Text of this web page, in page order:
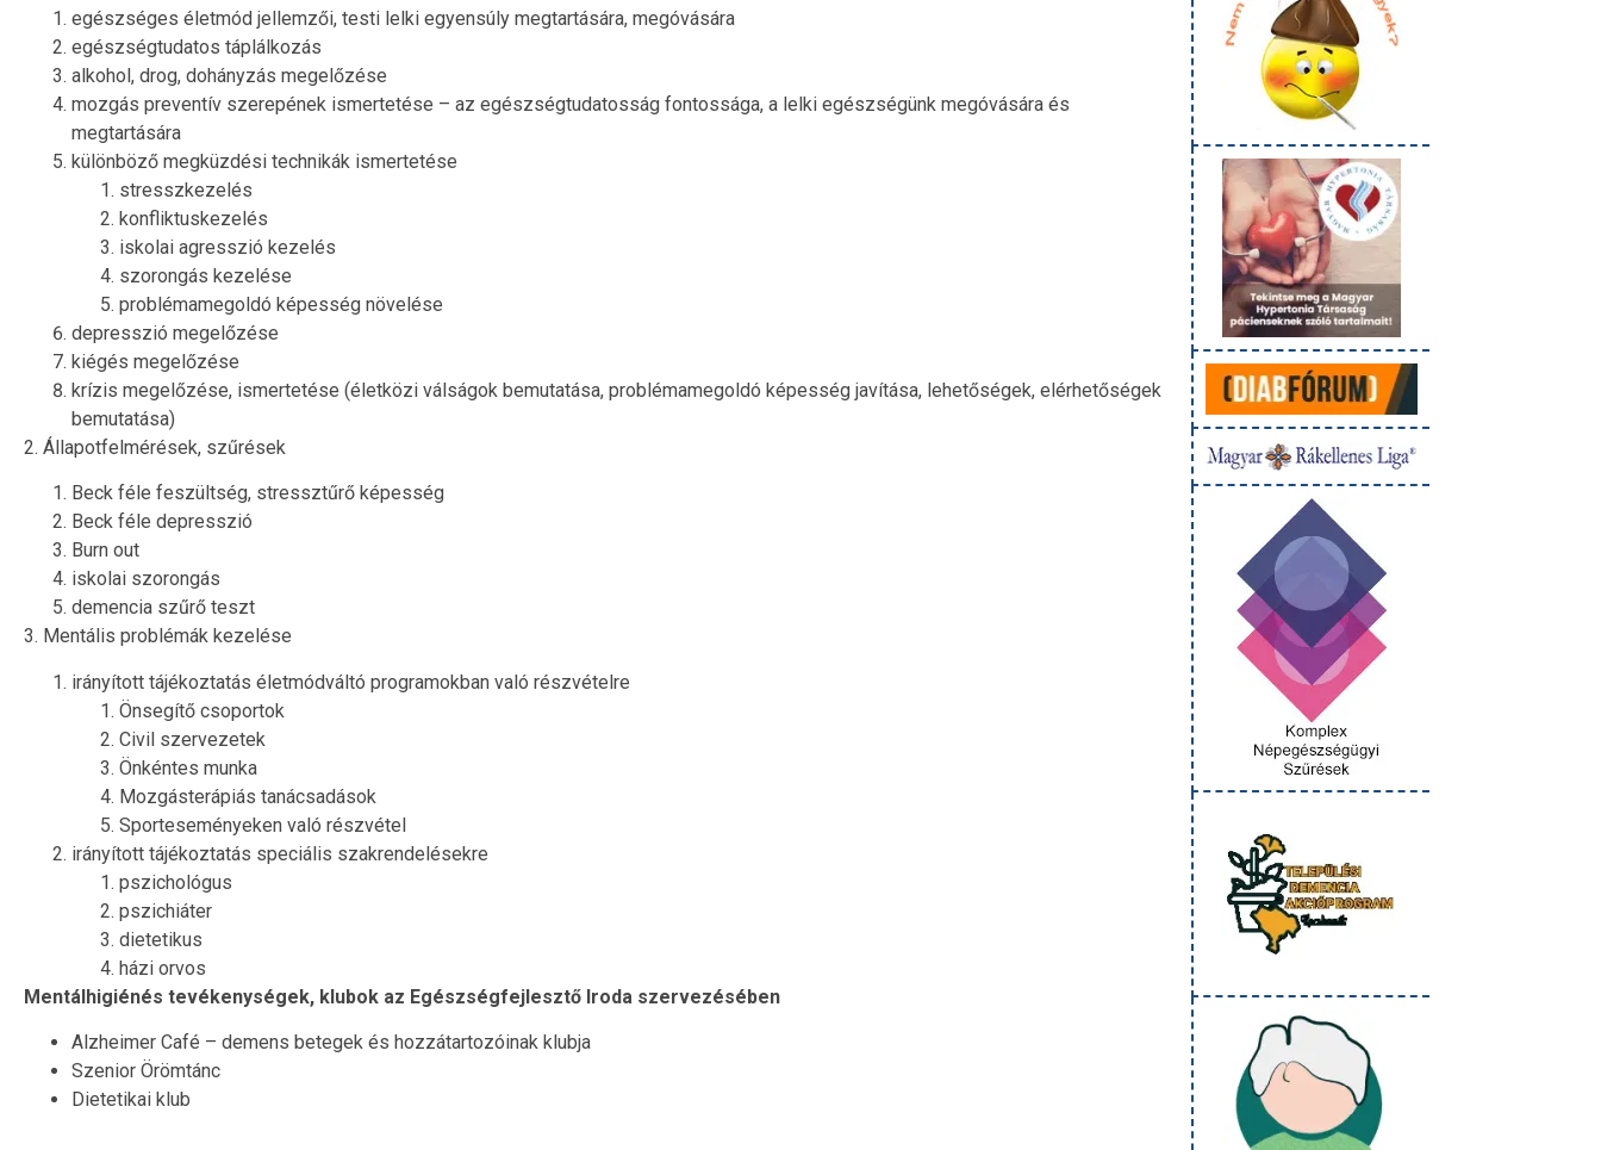
egészséges életmód jellemzői, testi lelki egyensúly megtartására, megóvására
egészségtudatos táplálkozás
alkohol, drog, dohányzás megelőzése
mozgás preventív szerepének ismertetése – az egészségtudatosság fontossága, a lelki egészségünk megóvására és
megtartására
különböző megküzdési technikák ismertetése
stresszkezelés
konfliktuskezelés
iskolai agresszió kezelés
szorongás kezelése
problémamegoldó képesség növelése
depresszió megelőzése
kiégés megelőzése
krízis megelőzése, ismertetése (életközi válságok bemutatása, problémamegoldó képesség javítása, lehetőségek, elérhetőségek
bemutatása)
2. Állapotfelmérések, szűrések
Beck féle feszültség, stressztűrő képesség
Beck féle depresszió
Burn out
iskolai szorongás
demencia szűrő teszt
3. Mentális problémák kezelése
irányított tájékoztatás életmódváltó programokban való részvételre
Önsegítő csoportok
Civil szervezetek
Önkéntes munka
Mozgásterápiás tanácsadások
Sporteseményeken való részvétel
irányított tájékoztatás speciális szakrendelésekre
pszichológus
pszichiáter
dietetikus
házi orvos
Mentálhigiénés tevékenységek, klubok az Egészségfejlesztő Iroda szervezésében
Alzheimer Café – demens betegek és hozzátartozóinak klubja
Szenior Örömtánc
Dietetikai klub